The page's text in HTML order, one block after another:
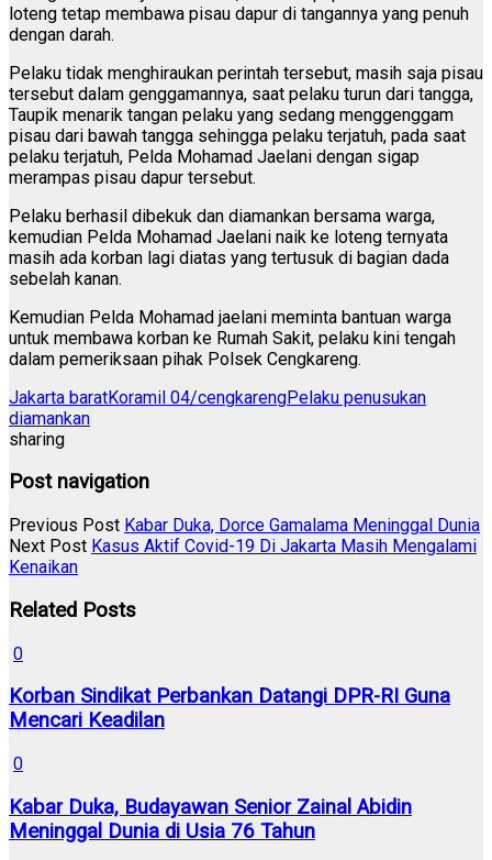
loteng tetap membawa pisau dapur di tangannya yang penuh
dengan darah.
Pelaku tidak menghiraukan perintah tersebut, masih saja pisau
tersebut dalam genggamannya, saat pelaku turun dari tangga,
Taupik menarik tangan pelaku yang sedang menggenggam
pisau dari bawah tangga sehingga pelaku terjatuh, pada saat
pelaku terjatuh, Pelda Mohamad Jaelani dengan sigap
merampas pisau dapur tersebut.
Pelaku berhasil dibekuk dan diamankan bersama warga,
kemudian Pelda Mohamad Jaelani naik ke loteng ternyata
masih ada korban lagi diatas yang tertusuk di bagian dada
sebelah kanan.
Kemudian Pelda Mohamad jaelani meminta bantuan warga
untuk membawa korban ke Rumah Sakit, pelaku kini tengah
dalam pemeriksaan pihak Polsek Cengkareng.
Jakarta baratKoramil 04/cengkarengPelaku penusukan
diamankan
sharing
Post navigation
Previous Post Kabar Duka, Dorce Gamalama Meninggal Dunia
Next Post Kasus Aktif Covid-19 Di Jakarta Masih Mengalami
Kenaikan
Related Posts
0
Korban Sindikat Perbankan Datangi DPR-RI Guna
Mencari Keadilan
0
Kabar Duka, Budayawan Senior Zainal Abidin
Meninggal Dunia di Usia 76 Tahun